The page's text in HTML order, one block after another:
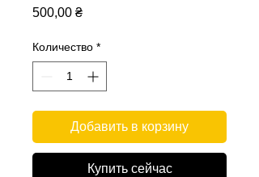
500,00 ₴Цена
Количество *
Добавить в корзину
Купить сейчас